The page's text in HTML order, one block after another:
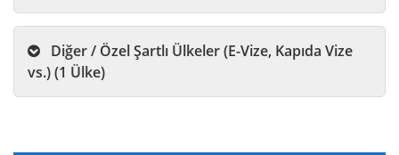
vs.) (1 Ülke)